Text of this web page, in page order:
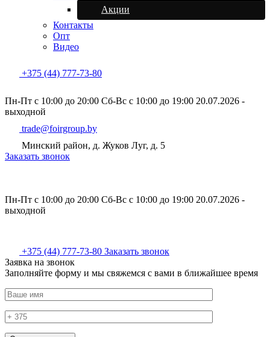
Акции
Контакты
Опт
Видео
+375 (44) 777-73-80
Пн-Пт с 10:00 до 20:00 Сб-Вс с 10:00 до 19:00 20.07.2026 -
выходной
trade@foirgroup.by
Минский район, д. Жуков Луг, д. 5
Заказать звонок
Пн-Пт с 10:00 до 20:00 Сб-Вс с 10:00 до 19:00 20.07.2026 -
выходной
+375 (44) 777-73-80 Заказать звонок
Заявка на звонок
Заполняйте форму и мы свяжемся с вами в ближайшее время